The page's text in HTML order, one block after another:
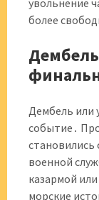
увольнение
более
Дембель или
событие․
военной
казармой
морские